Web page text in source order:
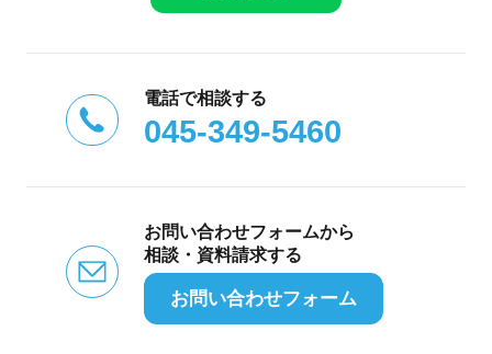
電話で相談する
045-349-5460
お問い合わせフォームから
相談・資料請求する
お問い合わせフォーム